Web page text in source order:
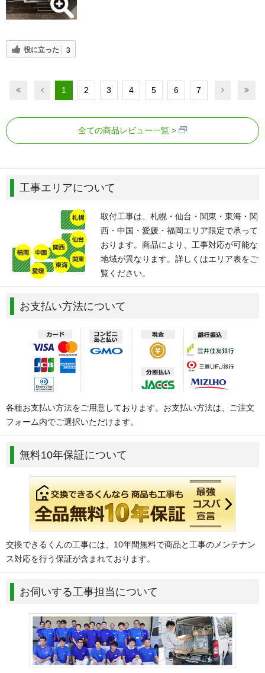
役に立った 3
1 2 3 4 5 6 7
全ての商品レビュー一覧
工事エリアについて
取付工事は、札幌・仙台・関東・東海・関
西・中国・愛媛・福岡エリア限定で承って
おります。商品により、工事対応が可能な
地域が異なります。詳しくはエリア表をご
覧ください。
お支払い方法について
各種お支払い方法をご用意しております。お支払い方法は、ご注文
フォーム内でご選択いただけます。
無料10年保証について
交換できるくんの工事には、10年間無料で商品と工事のメンテナン
ス対応を行う保証が含まれております。
お伺いする工事担当について